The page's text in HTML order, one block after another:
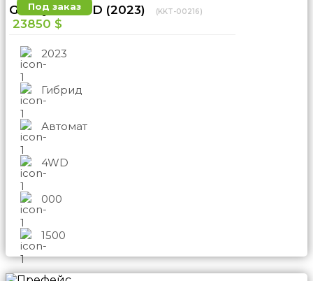
Под заказ
Galaxy L7 4WD (2023) (KKT-00216)
23850 $
2023
Гибрид
Автомат
4WD
000
1500